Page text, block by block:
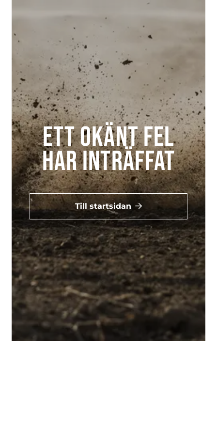
Ett okänt fel
har inträffat
Till startsidan